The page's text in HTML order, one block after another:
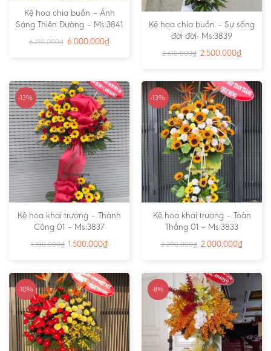
Kệ hoa chia buồn – Ánh
Sáng Thiên Đường – Ms:3841
6.210.000₫ 6.000.000₫
Kệ hoa chia buồn – Sự sống
đời đời- Ms:3839
2.610.000₫ 2.500.000₫
-13%
Kệ hoa khai trương – Thành
Công 01 – Ms:3837
1.730.000₫ 1.500.000₫
-13%
Kệ hoa khai trương – Toàn
Thắng 01 – Ms:3833
2.290.000₫ 2.000.000₫
-10% -8%